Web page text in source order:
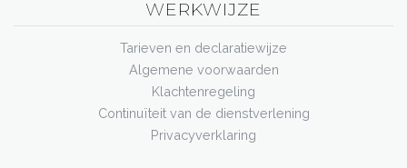
WERKWIJZE
Tarieven en declaratiewijze
Algemene voorwaarden
Klachtenregeling
Continuïteit van de dienstverlening
Privacyverklaring